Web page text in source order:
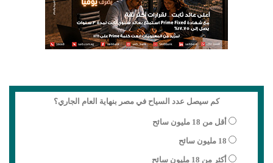
كم سيصل عدد السياح في مصر بنهاية العام الجاري؟
أقل من 18 مليون سائح
18 مليون سائح
أكثر من 18 مليون سائح